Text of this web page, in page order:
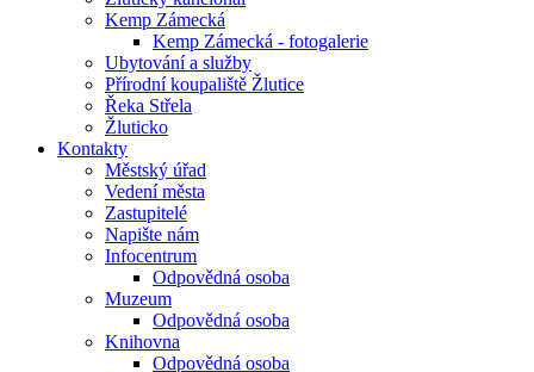
Kemp Zámecká
Kemp Zámecká - fotogalerie
Ubytování a služby
Přírodní koupaliště Žlutice
Řeka Střela
Žluticko
Kontakty
Městský úřad
Vedení města
Zastupitelé
Napište nám
Infocentrum
Odpovědná osoba
Muzeum
Odpovědná osoba
Knihovna
Odpovědná osoba